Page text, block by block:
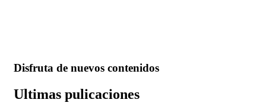
Disfruta de nuevos contenidos
Ultimas pulicaciones